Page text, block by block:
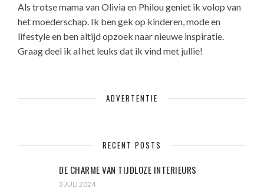
Als trotse mama van Olivia en Philou geniet ik volop van
het moederschap. Ik ben gek op kinderen, mode en
lifestyle en ben altijd opzoek naar nieuwe inspiratie.
Graag deel ik al het leuks dat ik vind met jullie!
ADVERTENTIE
RECENT POSTS
DE CHARME VAN TIJDLOZE INTERIEURS
3 JULI 2024